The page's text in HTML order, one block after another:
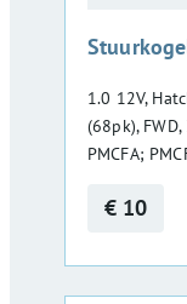
1.0 12V,
(68pk),
PMCFA;
€ 10